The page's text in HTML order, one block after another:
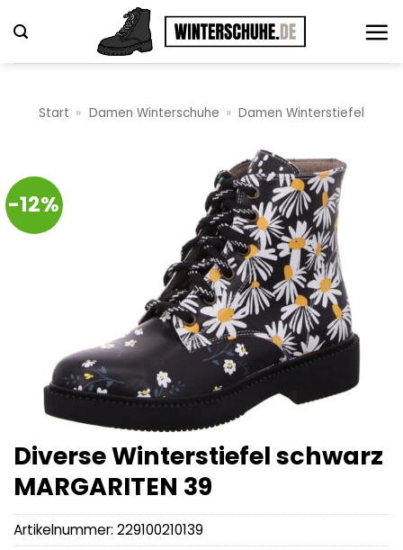
Inhalt
springen
Start » Damen Winterschuhe » Damen Winterstiefel
-12%
Diverse Winterstiefel schwarz
MARGARITEN 39
Artikelnummer: 229100210139